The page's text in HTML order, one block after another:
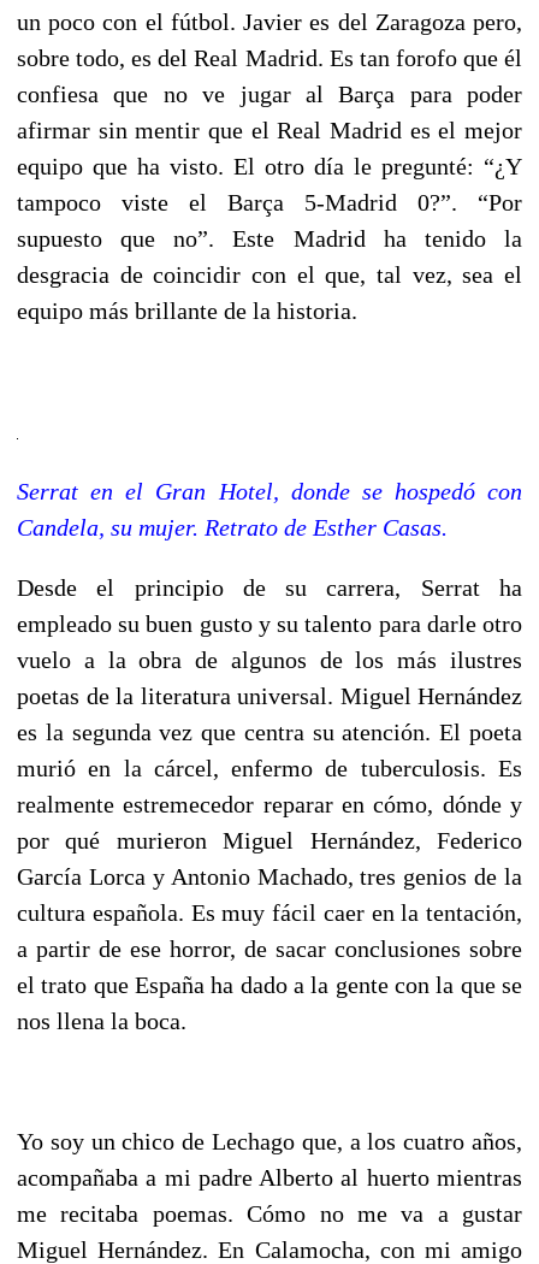
un poco con el fútbol. Javier es del Zaragoza pero,
sobre todo, es del Real Madrid. Es tan forofo que él
confiesa que no ve jugar al Barça para poder
afirmar sin mentir que el Real Madrid es el mejor
equipo que ha visto. El otro día le pregunté: “¿Y
tampoco viste el Barça 5-Madrid 0?”. “Por
supuesto que no”. Este Madrid ha tenido la
desgracia de coincidir con el que, tal vez, sea el
equipo más brillante de la historia.
Serrat en el Gran Hotel, donde se hospedó con
Candela, su mujer. Retrato de Esther Casas.
Desde el principio de su carrera, Serrat ha
empleado su buen gusto y su talento para darle otro
vuelo a la obra de algunos de los más ilustres
poetas de la literatura universal. Miguel Hernández
es la segunda vez que centra su atención. El poeta
murió en la cárcel, enfermo de tuberculosis. Es
realmente estremecedor reparar en cómo, dónde y
por qué murieron Miguel Hernández, Federico
García Lorca y Antonio Machado, tres genios de la
cultura española. Es muy fácil caer en la tentación,
a partir de ese horror, de sacar conclusiones sobre
el trato que España ha dado a la gente con la que se
nos llena la boca.
Yo soy un chico de Lechago que, a los cuatro años,
acompañaba a mi padre Alberto al huerto mientras
me recitaba poemas. Cómo no me va a gustar
Miguel Hernández. En Calamocha, con mi amigo